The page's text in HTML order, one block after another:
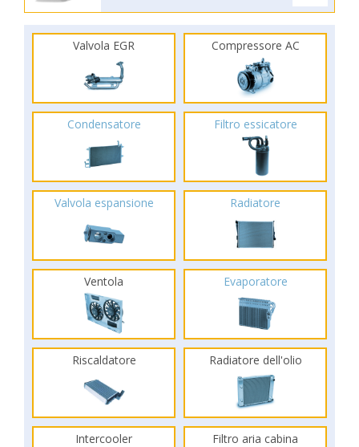
Valvola EGR Compressore AC
Condensatore Filtro essicatore
Valvola espansione Radiatore
Ventola Evaporatore
Riscaldatore Radiatore dell'olio
Intercooler Filtro aria cabina